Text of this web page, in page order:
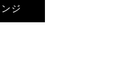
ジ